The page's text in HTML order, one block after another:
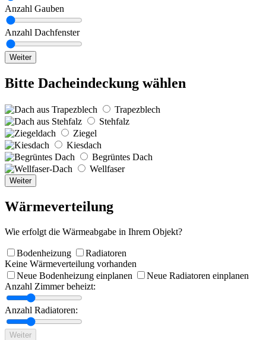
Anzahl Gauben
Anzahl Dachfenster
Weiter
Bitte Dacheindeckung wählen
Trapezblech
Stehfalz
Ziegel
Kiesdach
Begrüntes Dach
Wellfaser
Weiter
Wärmeverteilung
Wie erfolgt die Wärmeabgabe in Ihrem Objekt?
Bodenheizung
Radiatoren
Keine Wärmeverteilung vorhanden
Neue Bodenheizung einplanen
Neue Radiatoren einplanen
Anzahl Zimmer beheizt:
Anzahl Radiatoren:
Weiter